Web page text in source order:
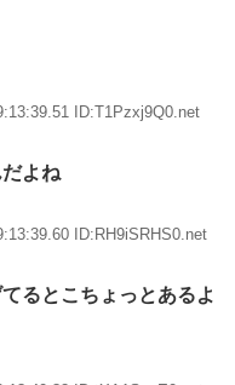
ID:T1Pzxj9Q0.net
よね
ID:RH9iSRHS0.net
るとこちょっとあるよ